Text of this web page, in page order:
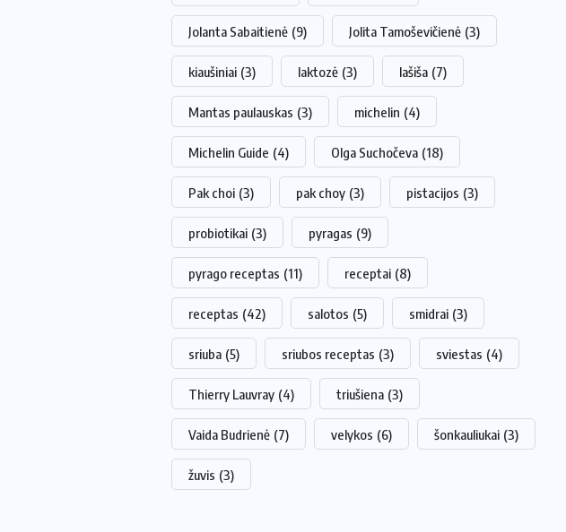
Jolanta Sabaitienė (9) Jolita Tamoševičienė (3)
kiaušiniai (3) laktozė (3) lašiša (7)
Mantas paulauskas (3) michelin (4)
Michelin Guide (4) Olga Suchočeva (18)
Pak choi (3) pak choy (3) pistacijos (3)
probiotikai (3) pyragas (9)
pyrago receptas (11) receptai (8)
receptas (42) salotos (5) smidrai (3)
sriuba (5) sriubos receptas (3) sviestas (4)
Thierry Lauvray (4) triušiena (3)
Vaida Budrienė (7) velykos (6) šonkauliukai (3)
žuvis (3)